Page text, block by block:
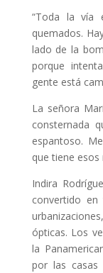
“Toda la vía
quemados.
lado de la
porque
gente está
La señora
consternada
espantoso.
que tiene esos
Indira
convertido en
ópticas. Los
la
por las casas